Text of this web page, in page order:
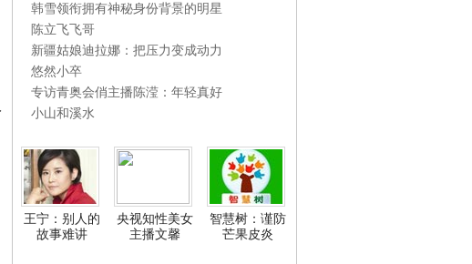
韩雪领衔拥有神秘身份背景的明星
陈立飞飞哥
新疆姑娘迪拉娜：把压力变成动力
悠然小卒
专访青奥会俏主播陈滢：年轻真好
小山和溪水
王宁：别人的
故事难讲
央视知性美女
主播文馨
智慧树：谨防
芒果皮炎